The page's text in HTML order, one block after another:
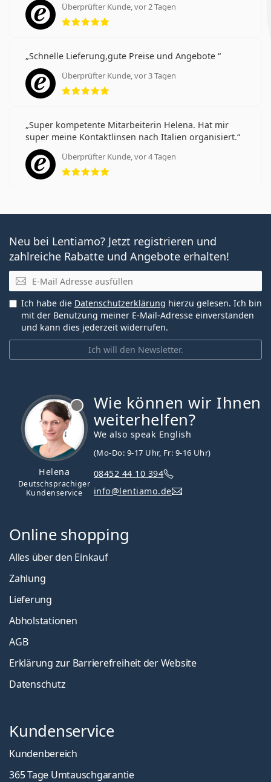
Überprüfter Kunde, vor 2 Tagen
Bewertung 5 aus 5
Schnelle Lieferung,gute Preise und Angebote
Überprüfter Kunde, vor 3 Tagen
Bewertung 5 aus 5
Super kompetente Mitarbeiterin Helena. Hat mir
super meine Kontaktlinsen nach Italien organisiert.
Überprüfter Kunde, vor 4 Tagen
Bewertung 5 aus 5
Neu bei Lentiamo? Jetzt registrieren und
zahlreiche Rabatte und Angebote erhalten!
E-Mail
Ich will den Newsletter.
Ich habe die Datenschutzerklärung hierzu gelesen. Ich bin
mit der Benutzung meiner E-Mail-Adresse einverstanden
und kann dies jederzeit widerrufen.
Helena
Deutschsprachiger
Kundenservice
Wie können wir Ihnen
weiterhelfen?
We also speak English
(Mo-Do: 9-17 Uhr, Fr: 9-16 Uhr)
08452 44 10 394
info@lentiamo.de
Online shopping
Alles über den Einkauf
Zahlung
Lieferung
Abholstationen
AGB
Erklärung zur Barrierefreiheit der Website
Datenschutz
Kundenservice
Kundenbereich
365 Tage Umtauschgarantie